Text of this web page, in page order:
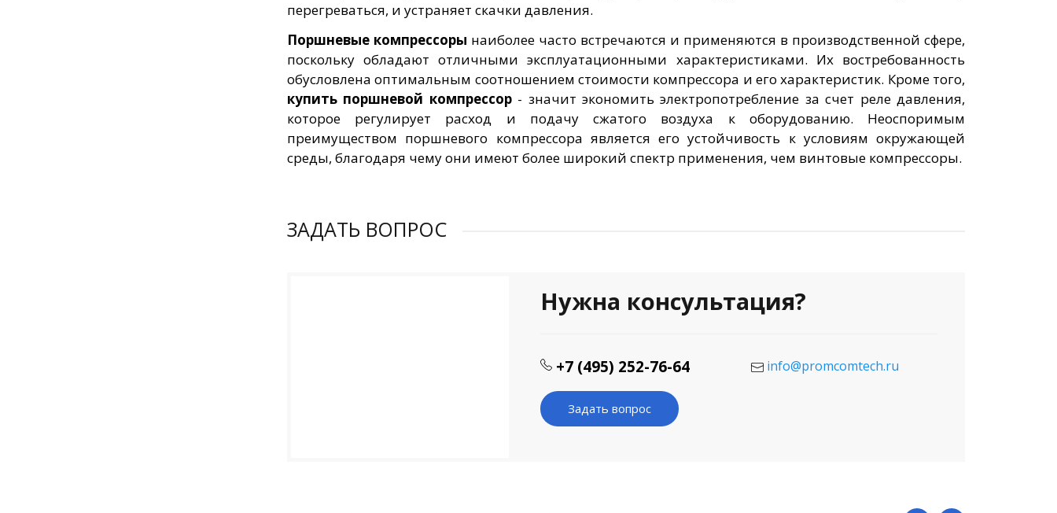
перегреваться, и устраняет скачки давления.
Поршневые компрессоры наиболее часто встречаются и применяются в производственной сфере,
поскольку обладают отличными эксплуатационными характеристиками. Их востребованность
обусловлена оптимальным соотношением стоимости компрессора и его характеристик. Кроме того,
купить поршневой компрессор- значит экономить электропотребление за счет реле давления,
которое регулирует расход и подачу сжатого воздуха к оборудованию. Неоспоримым
преимуществом поршневого компрессора является его устойчивость к условиям окружающей
среды, благодаря чему они имеют более широкий спектр применения, чем винтовые компрессоры.
ЗАДАТЬ ВОПРОС
Нужна консультация?
+7 (495) 252-76-64 info@promcomtech.ru
Задать вопрос